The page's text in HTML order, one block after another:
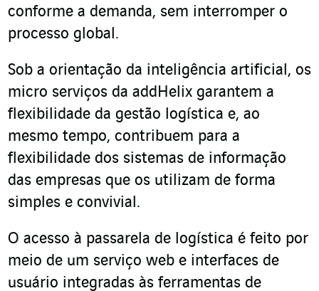
conforme a demanda, sem interromper o
processo global.
Sob a orientação da inteligência artificial, os
micro serviços da addHelix garantem a
flexibilidade da gestão logística e, ao
mesmo tempo, contribuem para a
flexibilidade dos sistemas de informação
das empresas que os utilizam de forma
simples e convivial.
O acesso à passarela de logística é feito por
meio de um serviço web e interfaces de
usuário integradas às ferramentas de